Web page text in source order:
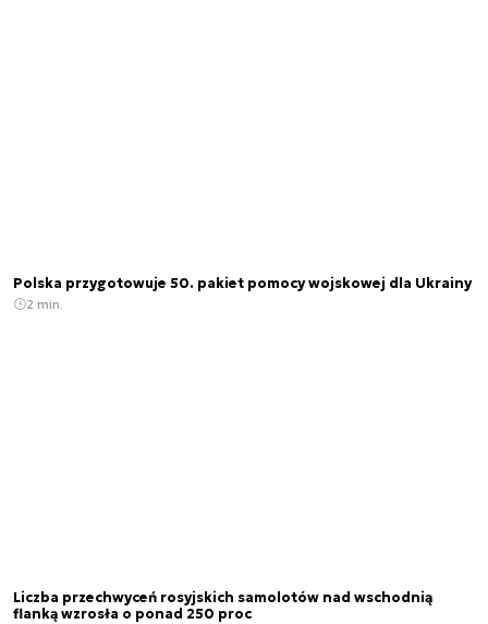
Polska przygotowuje 50. pakiet pomocy wojskowej dla Ukrainy
2 min.
Liczba przechwyceń rosyjskich samolotów nad wschodnią
flanką wzrosła o ponad 250 proc